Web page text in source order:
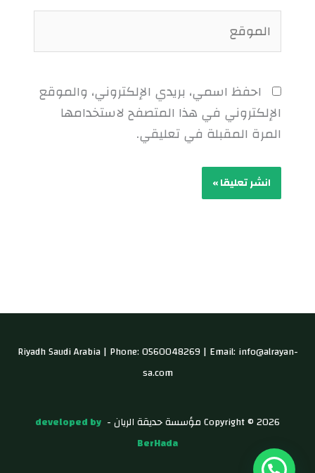
الموقع
احفظ اسمي، بريدي الإلكتروني، والموقع
الإلكتروني في هذا المتصفح لاستخدامها
المرة المقبلة في تعليقي.
Riyadh Saudi Arabia | Phone: 0560048269 | Email: info@alrayan-
sa.com
Copyright © 2026 مؤسسة حديقة الريان -
developed by
BerHada